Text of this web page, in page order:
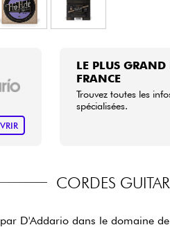
LE PLUS
FRANCE
Trouvez toutes les
spécialisées.
CORDES
D'Addario dans le domaine